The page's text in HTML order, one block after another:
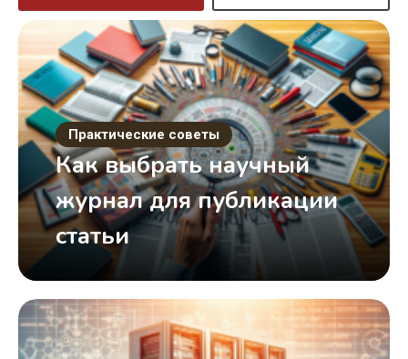
Практические советы
Как выбрать научный
журнал для публикации
статьи